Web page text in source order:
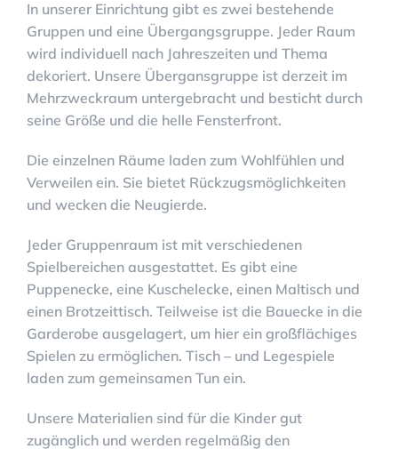
In unserer Einrichtung gibt es zwei bestehende
Gruppen und eine Übergangsgruppe. Jeder Raum
wird individuell nach Jahreszeiten und Thema
dekoriert. Unsere Übergansgruppe ist derzeit im
Mehrzweckraum untergebracht und besticht durch
seine Größe und die helle Fensterfront.
Die einzelnen Räume laden zum Wohlfühlen und
Verweilen ein. Sie bietet Rückzugsmöglichkeiten
und wecken die Neugierde.
Jeder Gruppenraum ist mit verschiedenen
Spielbereichen ausgestattet. Es gibt eine
Puppenecke, eine Kuschelecke, einen Maltisch und
einen Brotzeittisch. Teilweise ist die Bauecke in die
Garderobe ausgelagert, um hier ein großflächiges
Spielen zu ermöglichen. Tisch – und Legespiele
laden zum gemeinsamen Tun ein.
Unsere Materialien sind für die Kinder gut
zugänglich und werden regelmäßig den